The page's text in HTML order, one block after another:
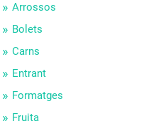
Arrossos
Bolets
Carns
Entrant
Formatges
Fruita